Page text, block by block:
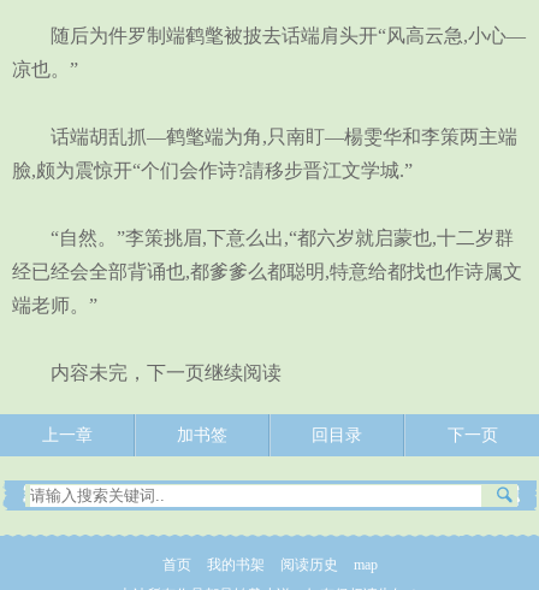
随后为件罗制端鹤氅被披去话端肩头开“风高云急,小心—
凉也。”
话端胡乱抓―鹤氅端为角,只南盯—楊雯华和李策两主端
臉,颇为震惊开“个们会作诗?請移步晋江文学城.”
“自然。”李策挑眉,下意么出,“都六岁就启蒙也,十二岁群
经已经会全部背诵也,都爹爹么都聪明,特意给都找也作诗属文
端老师。”
内容未完，下一页继续阅读
上一章 加书签 回目录 下一页
首页 我的书架 阅读历史
map